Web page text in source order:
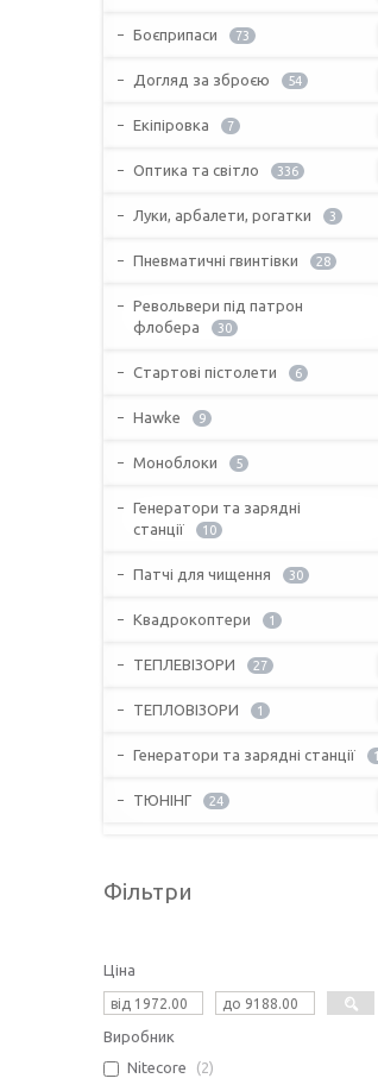
Боєприпаси 73
Догляд за зброєю 54
Екіпіровка 7
Оптика та світло 336
Луки, арбалети, рогатки 3
Пневматичні гвинтівки 28
Револьвери під патрон
флобера
30
Стартові пістолети 6
Hawke 9
Моноблоки 5
Генератори та зарядні
станції
10
Патчі для чищення 30
Квадрокоптери 1
ТЕПЛЕВІЗОРИ 27
ТЕПЛОВІЗОРИ 1
Генератори та зарядні станції 1
ТЮНІНГ 24
Фільтри
Ціна
Виробник
Nitecore
2